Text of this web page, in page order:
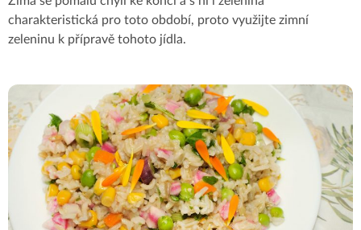
charakteristická pro toto období, proto využijte zimní
zeleninu k přípravě tohoto jídla.